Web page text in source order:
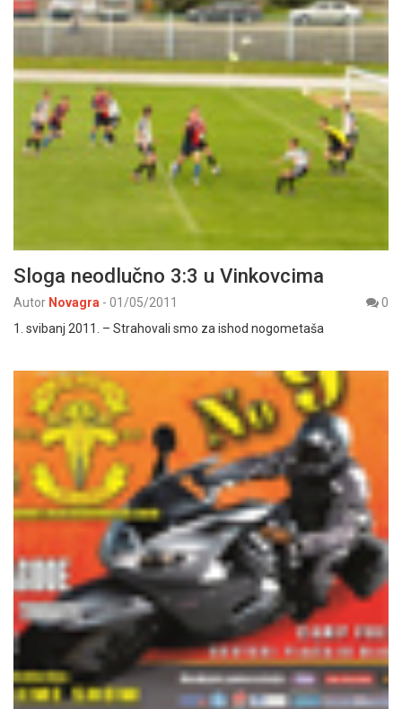
Sloga neodlučno 3:3 u Vinkovcima
Autor Novagra - 01/05/2011
0
1. svibanj 2011. – Strahovali smo za ishod nogometaša